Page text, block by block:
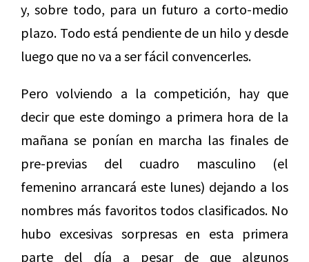
y, sobre todo, para un futuro a corto-medio
plazo. Todo está pendiente de un hilo y desde
luego que no va a ser fácil convencerles.
Pero volviendo a la competición, hay que
decir que este domingo a primera hora de la
mañana se ponían en marcha las finales de
pre-previas del cuadro masculino (el
femenino arrancará este lunes) dejando a los
nombres más favoritos todos clasificados. No
hubo excesivas sorpresas en esta primera
parte del día a pesar de que algunos